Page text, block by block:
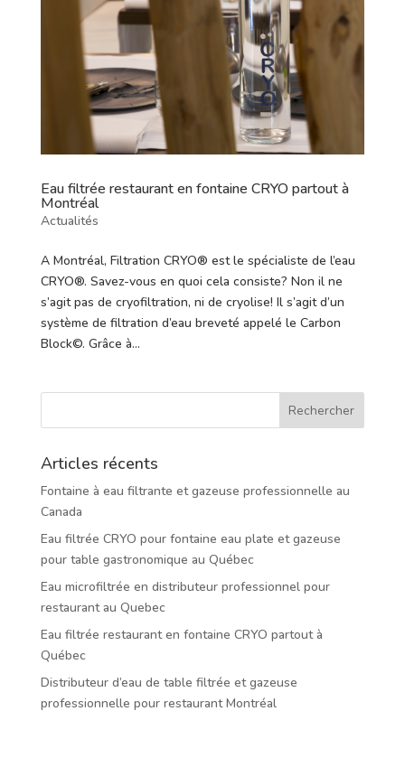
Eau filtrée restaurant en fontaine CRYO partout à
Montréal
Actualités
A Montréal, Filtration CRYO® est le spécialiste de l’eau
CRYO®. Savez-vous en quoi cela consiste? Non il ne
s’agit pas de cryofiltration, ni de cryolise! Il s’agit d’un
système de filtration d’eau breveté appelé le Carbon
Block©. Grâce à...
Articles récents
Fontaine à eau filtrante et gazeuse professionnelle au
Canada
Eau filtrée CRYO pour fontaine eau plate et gazeuse
pour table gastronomique au Québec
Eau microfiltrée en distributeur professionnel pour
restaurant au Quebec
Eau filtrée restaurant en fontaine CRYO partout à
Québec
Distributeur d’eau de table filtrée et gazeuse
professionnelle pour restaurant Montréal